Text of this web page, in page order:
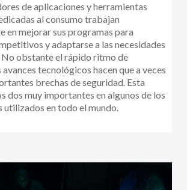
de aplicaciones y herramientas
al consumo trabajan
en mejorar sus programas para
y adaptarse a las necesidades
No obstante el rápido ritmo de
tecnológicos hacen que a veces
brechas de seguridad. Esta
dos muy importantes en algunos de los
utilizados en todo el mundo.